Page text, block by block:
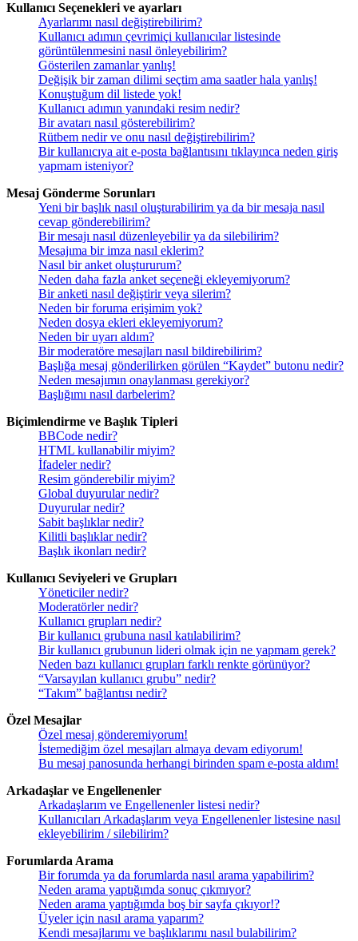
Kullanıcı Seçenekleri ve ayarları
Ayarlarımı nasıl değiştirebilirim?
Kullanıcı adımın çevrimiçi kullanıcılar listesinde
görüntülenmesini nasıl önleyebilirim?
Gösterilen zamanlar yanlış!
Değişik bir zaman dilimi seçtim ama saatler hala yanlış!
Konuştuğum dil listede yok!
Kullanıcı adımın yanındaki resim nedir?
Bir avatarı nasıl gösterebilirim?
Rütbem nedir ve onu nasıl değiştirebilirim?
Bir kullanıcıya ait e-posta bağlantısını tıklayınca neden giriş
yapmam isteniyor?
Mesaj Gönderme Sorunları
Yeni bir başlık nasıl oluşturabilirim ya da bir mesaja nasıl
cevap gönderebilirim?
Bir mesajı nasıl düzenleyebilir ya da silebilirim?
Mesajıma bir imza nasıl eklerim?
Nasıl bir anket oluştururum?
Neden daha fazla anket seçeneği ekleyemiyorum?
Bir anketi nasıl değiştirir veya silerim?
Neden bir foruma erişimim yok?
Neden dosya ekleri ekleyemiyorum?
Neden bir uyarı aldım?
Bir moderatöre mesajları nasıl bildirebilirim?
Başlığa mesaj gönderilirken görülen “Kaydet” butonu nedir?
Neden mesajımın onaylanması gerekiyor?
Başlığımı nasıl darbelerim?
Biçimlendirme ve Başlık Tipleri
BBCode nedir?
HTML kullanabilir miyim?
İfadeler nedir?
Resim gönderebilir miyim?
Global duyurular nedir?
Duyurular nedir?
Sabit başlıklar nedir?
Kilitli başlıklar nedir?
Başlık ikonları nedir?
Kullanıcı Seviyeleri ve Grupları
Yöneticiler nedir?
Moderatörler nedir?
Kullanıcı grupları nedir?
Bir kullanıcı grubuna nasıl katılabilirim?
Bir kullanıcı grubunun lideri olmak için ne yapmam gerek?
Neden bazı kullanıcı grupları farklı renkte görünüyor?
“Varsayılan kullanıcı grubu” nedir?
“Takım” bağlantısı nedir?
Özel Mesajlar
Özel mesaj gönderemiyorum!
İstemediğim özel mesajları almaya devam ediyorum!
Bu mesaj panosunda herhangi birinden spam e-posta aldım!
Arkadaşlar ve Engellenenler
Arkadaşlarım ve Engellenenler listesi nedir?
Kullanıcıları Arkadaşlarım veya Engellenenler listesine nasıl
ekleyebilirim / silebilirim?
Forumlarda Arama
Bir forumda ya da forumlarda nasıl arama yapabilirim?
Neden arama yaptığımda sonuç çıkmıyor?
Neden arama yaptığımda boş bir sayfa çıkıyor!?
Üyeler için nasıl arama yaparım?
Kendi mesajlarımı ve başlıklarımı nasıl bulabilirim?